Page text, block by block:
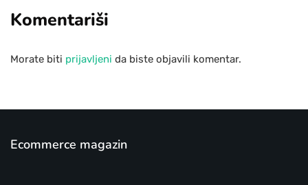
Komentariši
Morate biti prijavljeni da biste objavili komentar.
Ecommerce magazin